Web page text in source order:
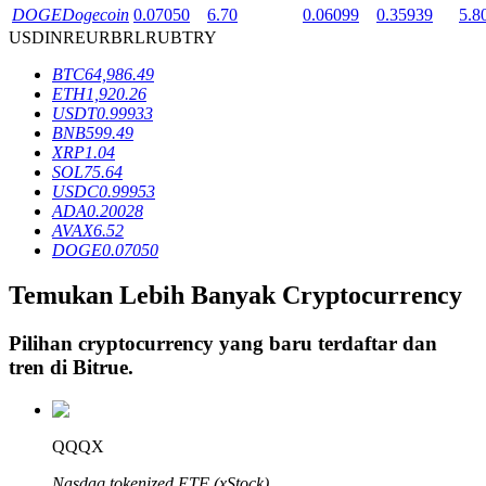
Penguncian BTR
Investasi eksklusif untuk pemegang BTR
Layanan pinjaman yang didukung Crypto
DOGEDogecoin 0.07050 6.70 0.06099 0.35939
USDINREURBRLRUBTRY
BTC64,986.49
ETH1,920.26
USDT0.99933
BNB599.49
XRP1.04
SOL75.64
USDC0.99953
ADA0.20028
AVAX6.52
DOGE0.07050
Temukan Lebih Banyak Cryptocurrency
Pilihan cryptocurrency yang baru terdaftar dan
tren di Bitrue.
QQQX